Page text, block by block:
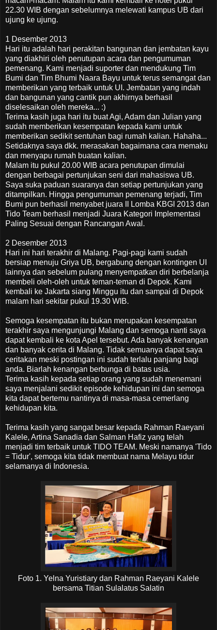
22.30 WIB dengan sebelumnya melewati kampus UB dari
ujung ke ujung.
1 Desember 2013
Hari itu adalah hari perakitan bangunan dan jembatan kayu
yang diakhiri oleh penutupan acara dan pengumuman
pemenang. Kami menjadi suporter dan mendukung Tim
Bumi dan Tim Bhumi Naara Bayu untuk terus semangat dan
memberikan yang terbaik untuk UI. Jembatan yang indah
dan bangunan yang cantik pun akhirnya berhasil
diselesaikan oleh mereka... :)
Terima kasih juga hari itu buat Agi, Adam dan Julian yang
sudah memberikan kesempatan kepada kami untuk
memberikan sedikit sentuhan bagi rumah kalian. Hahaha...
Setidaknya saya dkk. merasakan bagaimana cara memaku
dan menyapu rumah buatan kalian.
Malam itu pukul 20.00 WIB acara penutupan dimulai
dengan berbagai pertunjukan seni dari mahasiswa UB.
Saya suka paduan suaranya dan setiap pertunjukan yang
ditampilkan. Hingga pengumuman pemenang terjadi, Tim
Bumi pun berhasil menyabet juara II Lomba KBGI 2013 dan
Tido Team berhasil menjadi Juara Kategori Implementasi
Paling Sesuai dengan Rancangan Awal.
2 Desember 2013
Hari ini hari terakhir di Malang. Pagi-pagi kami sudah
bersiap menuju Griya UB, bergabung dengan kontingen UI
lainnya dan sebelum pulang menyempatkan diri berbelanja
membeli oleh-oleh untuk teman-teman di Depok. Kami
kembali ke Jakarta siang Minggu itu dan sampai di Depok
malam hari sekitar pukul 19.30 WIB.
Semoga kesempatan itu bukan merupakan kesempatan
terakhir saya mengunjungi Malang dan semoga nanti saya
dapat kembali ke kota Apel tersebut. Ada banyak kenangan
dan banyak cerita di Malang. Tidak semuanya dapat saya
ceritakan meski postingan ini sudah terlalu panjang bagi
anda. Biarlah kenangan berbunga di batas usia.
Terima kasih kepada setiap orang yang sudah menemani
saya menjalani sedikit episode kehidupan ini dan semoga
kita dapat bertemu nantinya di masa-masa cemerlang
kehidupan kita.
Terima kasih yang sangat besar kepada Rahman Raeyani
Kalele, Artina Sanadia dan Salman Hafiz yang telah
menjadi tim terbaik untuk TIDO TEAM. Meski namanya 'Tido
= Tidur', semoga kita tidak membuat nama Melayu tidur
selamanya di Indonesia.
Foto 1. Yelna Yuristiary dan Rahman Raeyani Kalele
bersama Titian Sulalatus Salatin